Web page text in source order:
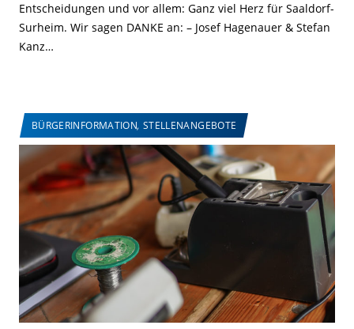
Entscheidungen und vor allem: Ganz viel Herz für Saaldorf-
Surheim. Wir sagen DANKE an: – Josef Hagenauer & Stefan
Kanz…
BÜRGERINFORMATION,STELLENANGEBOTE